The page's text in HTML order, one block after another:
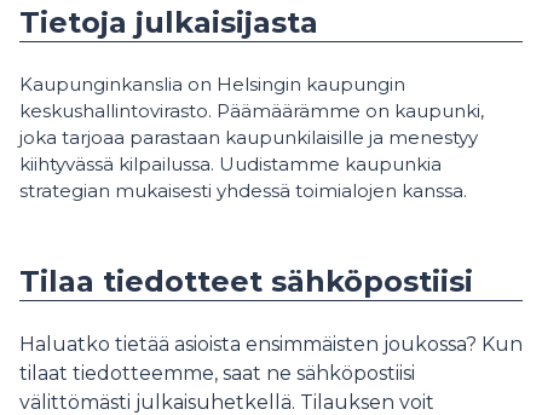
Tietoja julkaisijasta
Kaupunginkanslia on Helsingin kaupungin
keskushallintovirasto. Päämäärämme on kaupunki,
joka tarjoaa parastaan kaupunkilaisille ja menestyy
kiihtyvässä kilpailussa. Uudistamme kaupunkia
strategian mukaisesti yhdessä toimialojen kanssa.
Tilaa tiedotteet sähköpostiisi
Haluatko tietää asioista ensimmäisten joukossa? Kun
tilaat tiedotteemme, saat ne sähköpostiisi
välittömästi julkaisuhetkellä. Tilauksen voit